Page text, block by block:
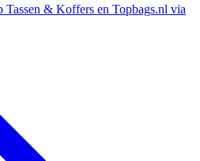
& Koffers en Topbags.nl via